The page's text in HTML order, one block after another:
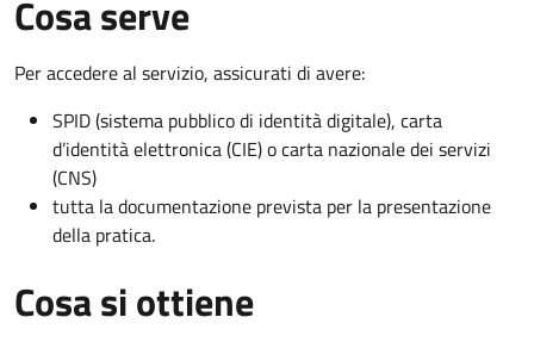
Cosa serve
Per accedere al servizio, assicurati di avere:
SPID (sistema pubblico di identità digitale), carta
d’identità elettronica (CIE) o carta nazionale dei servizi
(CNS)
tutta la documentazione prevista per la presentazione
della pratica.
Cosa si ottiene